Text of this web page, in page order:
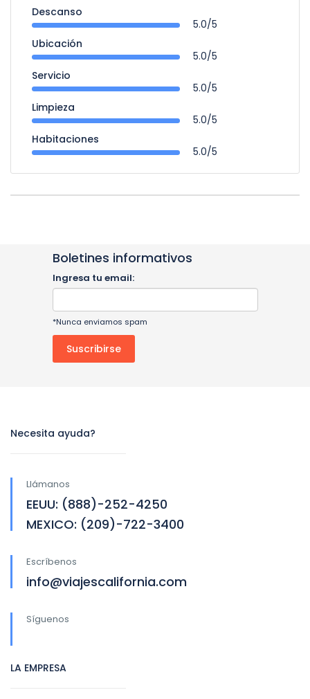
Descanso
5.0/5
Ubicación
5.0/5
Servicio
5.0/5
Limpieza
5.0/5
Habitaciones
5.0/5
Boletines informativos
Ingresa tu email:
*Nunca enviamos spam
Necesita ayuda?
Llámanos
EEUU: (888)-252-4250
MEXICO: (209)-722-3400
Escríbenos
info@viajescalifornia.com
Síguenos
LA EMPRESA